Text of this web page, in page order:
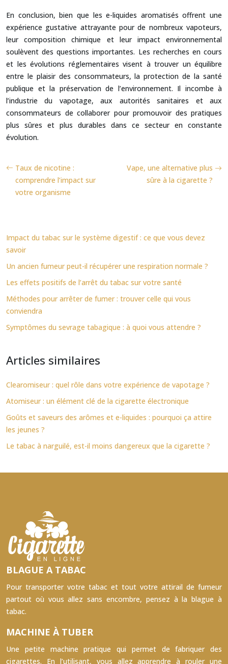
En conclusion, bien que les e-liquides aromatisés offrent une
expérience gustative attrayante pour de nombreux vapoteurs,
leur composition chimique et leur impact environnemental
soulèvent des questions importantes. Les recherches en cours
et les évolutions réglementaires visent à trouver un équilibre
entre le plaisir des consommateurs, la protection de la santé
publique et la préservation de l’environnement. Il incombe à
l’industrie du vapotage, aux autorités sanitaires et aux
consommateurs de collaborer pour promouvoir des pratiques
plus sûres et plus durables dans ce secteur en constante
évolution.
Taux de nicotine :
comprendre l’impact sur
votre organisme
Vape, une alternative plus
sûre à la cigarette ?
Impact du tabac sur le système digestif : ce que vous devez
savoir
Un ancien fumeur peut-il récupérer une respiration normale ?
Les effets positifs de l’arrêt du tabac sur votre santé
Méthodes pour arrêter de fumer : trouver celle qui vous
conviendra
Symptômes du sevrage tabagique : à quoi vous attendre ?
Articles similaires
Clearomiseur : quel rôle dans votre expérience de vapotage ?
Atomiseur : un élément clé de la cigarette électronique
Goûts et saveurs des arômes et e-liquides : pourquoi ça attire
les jeunes ?
Le tabac à narguilé, est-il moins dangereux que la cigarette ?
BLAGUE A TABAC
Pour transporter votre tabac et tout votre attirail de fumeur
partout où vous allez sans encombre, pensez à la blague à
tabac.
MACHINE À TUBER
Une petite machine pratique qui permet de fabriquer des
cigarettes. En l’utilisant, vous allez apprendre à rouler une